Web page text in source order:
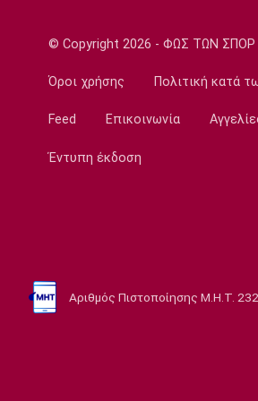
Εθνικές Μπάσκετ
23:20
Στίβος
η Γέρου, το πάλεψε η Πάσιου
Ποδόσφαιρο - Διεθνή
© Copyright 2026 - ΦΩΣ ΤΩΝ ΣΠΟΡ
Όροι χρήσης Πολιτική κατά
Feed Επικοινωνία
Έντυπη έκδοση
Αριθμός Πιστοποίησης Μ.Η.Τ.